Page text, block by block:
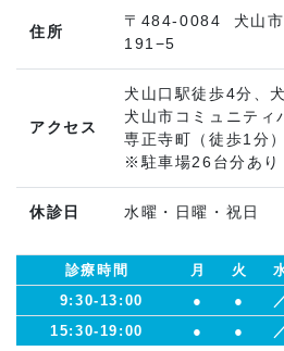
住所
〒484-0084 犬山市
191−5
アクセス
犬山口駅徒歩4分、
犬山市コミュニティ
専正寺町（徒歩1分）
※駐車場26台分あり
休診日 水曜・日曜・祝日
診療時間 月 火
9:30-13:00
● ●
15:30-19:00
● ●